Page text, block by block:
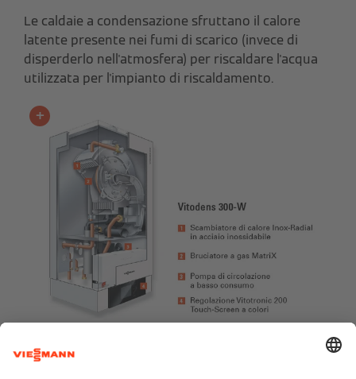
Le caldaie a condensazione sfruttano il calore
latente presente nei fumi di scarico (invece di
disperderlo nell'atmosfera) per riscaldare l'acqua
utilizzata per l'impianto di riscaldamento.